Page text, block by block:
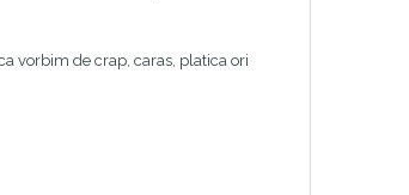
vorbim de crap, caras, platica ori